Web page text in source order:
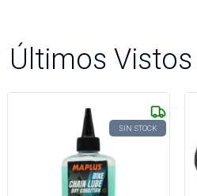
Últimos Vistos
SIN STOCK